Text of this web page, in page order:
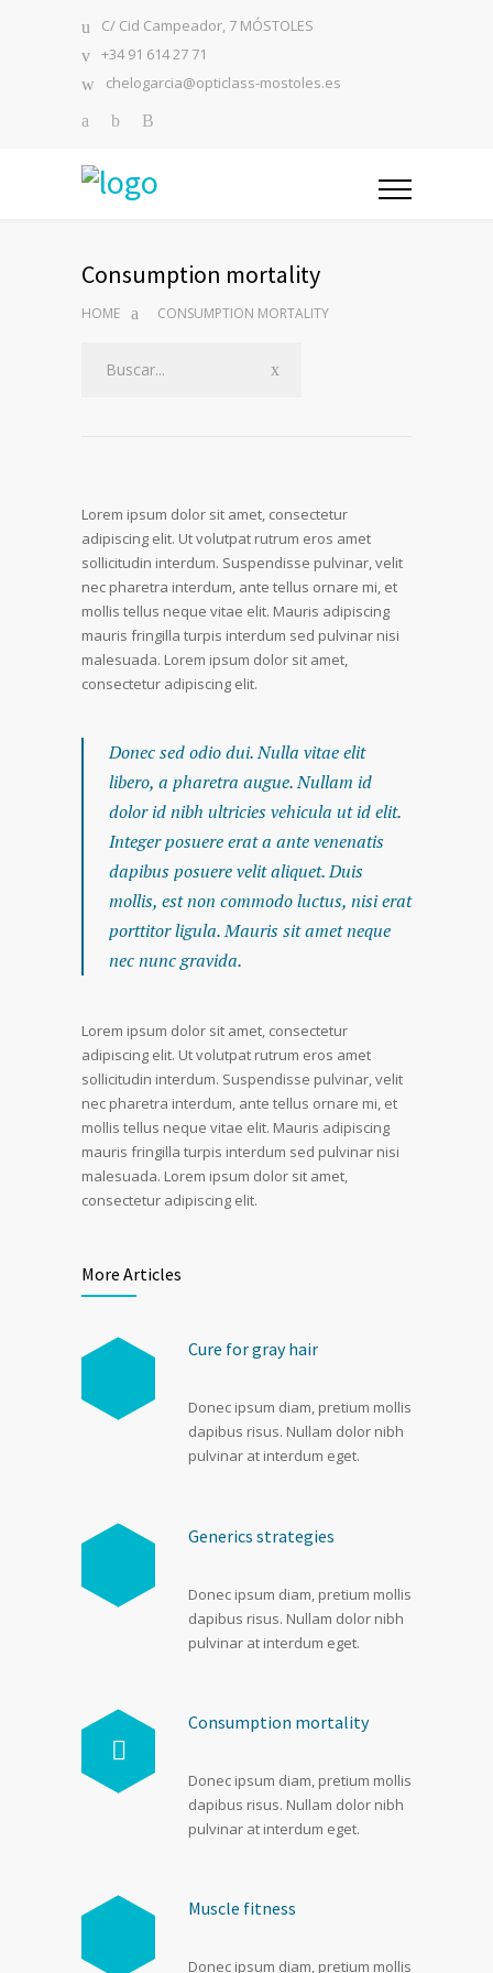
C/ Cid Campeador, 7 MÓSTOLES
+34 91 614 27 71
chelogarcia@opticlass-mostoles.es
Consumption mortality
HOME CONSUMPTION MORTALITY
Lorem ipsum dolor sit amet, consectetur
adipiscing elit. Ut volutpat rutrum eros amet
sollicitudin interdum. Suspendisse pulvinar, velit
nec pharetra interdum, ante tellus ornare mi, et
mollis tellus neque vitae elit. Mauris adipiscing
mauris fringilla turpis interdum sed pulvinar nisi
malesuada. Lorem ipsum dolor sit amet,
consectetur adipiscing elit.
Donec sed odio dui. Nulla vitae elit
libero, a pharetra augue. Nullam id
dolor id nibh ultricies vehicula ut id elit.
Integer posuere erat a ante venenatis
dapibus posuere velit aliquet. Duis
mollis, est non commodo luctus, nisi erat
porttitor ligula. Mauris sit amet neque
nec nunc gravida.
Lorem ipsum dolor sit amet, consectetur
adipiscing elit. Ut volutpat rutrum eros amet
sollicitudin interdum. Suspendisse pulvinar, velit
nec pharetra interdum, ante tellus ornare mi, et
mollis tellus neque vitae elit. Mauris adipiscing
mauris fringilla turpis interdum sed pulvinar nisi
malesuada. Lorem ipsum dolor sit amet,
consectetur adipiscing elit.
More Articles
Cure for gray hair
Donec ipsum diam, pretium mollis
dapibus risus. Nullam dolor nibh
pulvinar at interdum eget.
Generics strategies
Donec ipsum diam, pretium mollis
dapibus risus. Nullam dolor nibh
pulvinar at interdum eget.
Consumption mortality
Donec ipsum diam, pretium mollis
dapibus risus. Nullam dolor nibh
pulvinar at interdum eget.
Muscle fitness
Donec ipsum diam, pretium mollis